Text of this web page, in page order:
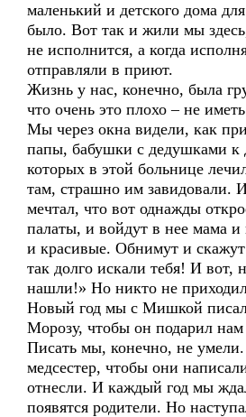
маленький и детского дома
было. Вот так и жили мы
не исполнится, а когда
отправляли в приют.
Жизнь у нас, конечно, была
что очень это плохо – не
Мы через окна видели, как
папы, бабушки с дедушками к
которых в этой больнице
там, страшно им завидовали.
мечтал, что вот однажды
палаты, и войдут в нее мама
и красивые. Обнимут и
так долго искали тебя! И вот,
нашли!» Но никто не
Новый год мы с Мишкой
Морозу, чтобы он подарил нам
Писать мы, конечно, не
медсестер, чтобы они
отнесли. И каждый год мы
появятся родители. Но